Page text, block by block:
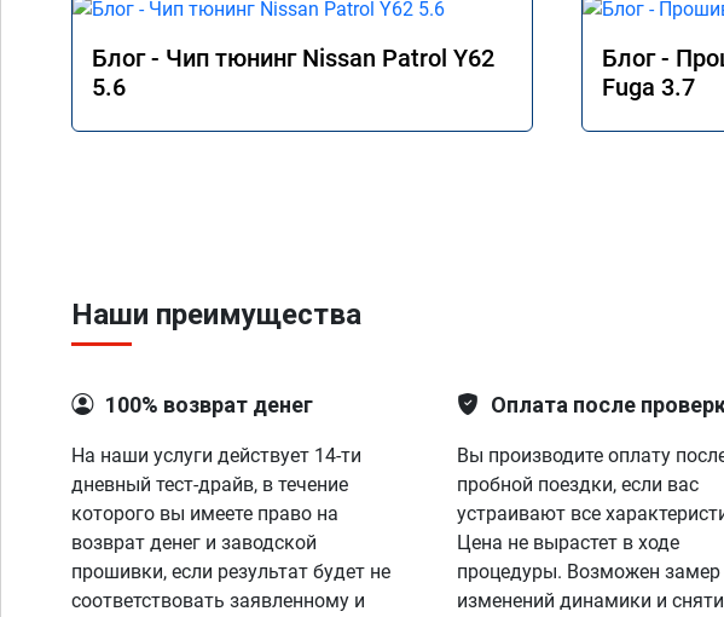
Блог - Чип тюнинг Nissan Patrol Y62
5.6
Блог -
Fuga 3.7
Наши преимущества
100% возврат денег
На наши услуги действует 14-ти
дневный тест-драйв, в течение
которого вы имеете право на
возврат денег и заводской
прошивки, если результат будет не
соответствовать заявленному и
Оплата после
Вы производите оплату
пробной поездки, если вас
устраивают все
Цена не вырастет в ходе
процедуры. Возможен замер
изменений динамики и